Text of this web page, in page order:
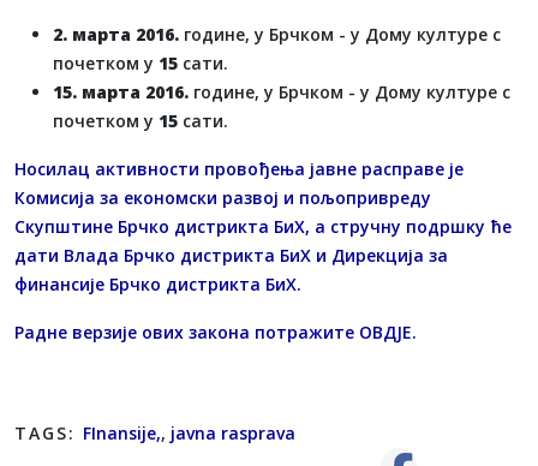
2. марта 2016. године, у Брчком - у Дому културе с
почетком у 15 сати.
15. марта 2016. године, у Брчком - у Дому културе с
почетком у 15 сати.
Носилац активности провођења јавне расправе је
Комисија за економски развој и пољопривреду
Скупштине Брчко дистрикта БиХ, а стручну подршку ће
дати Влада Брчко дистрикта БиХ и Дирекција за
финансије Брчко дистрикта БиХ.
Радне верзије ових закона потражите ОВДЈЕ.
TAGS: FInansije,, javna rasprava